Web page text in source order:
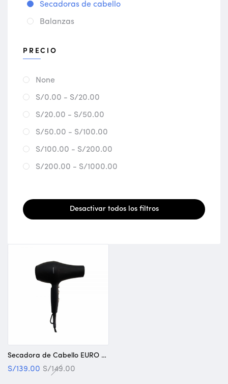
Secadoras de cabello
Balanzas
PRECIO
None
S/0.00 - S/20.00
S/20.00 - S/50.00
S/50.00 - S/100.00
S/100.00 - S/200.00
S/200.00 - S/1000.00
Desactivar todos los filtros
Secadora de Cabello EURO HOME 1650W “Buen estado”
S/149.00
S/139.00